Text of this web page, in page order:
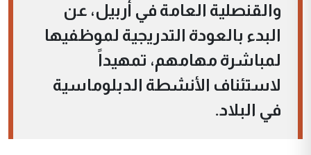
والقنصلية العامة في أربيل، عن
البدء بالعودة التدريجية لموظفيها
لمباشرة مهامهم، تمهيداً
لاستئناف الأنشطة الدبلوماسية
في البلاد.